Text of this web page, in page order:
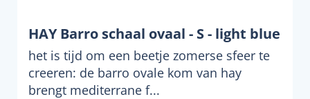
HAY Barro schaal ovaal - S - light blue
het is tijd om een beetje zomerse sfeer te
creeren: de barro ovale kom van hay
brengt mediterrane f...